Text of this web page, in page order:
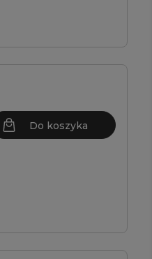
Do koszyka